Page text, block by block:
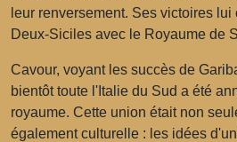
leur renversement. Ses victoires
Deux-Siciles avec le Royaume de
Cavour, voyant les succès de
bientôt toute l'Italie du Sud a été
royaume. Cette union était non
également culturelle : les idées